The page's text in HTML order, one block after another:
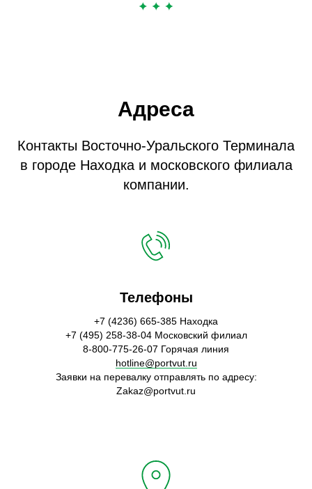
Адреса
Контакты Восточно-Уральского Терминала
в городе Находка и московского филиала
компании.
Телефоны
+7 (4236) 665-385 Находка
+7 (495) 258-38-04 Московский филиал
8-800-775-26-07 Горячая линия
hotline@portvut.ru
Заявки на перевалку отправлять по адресу:
Zakaz@portvut.ru